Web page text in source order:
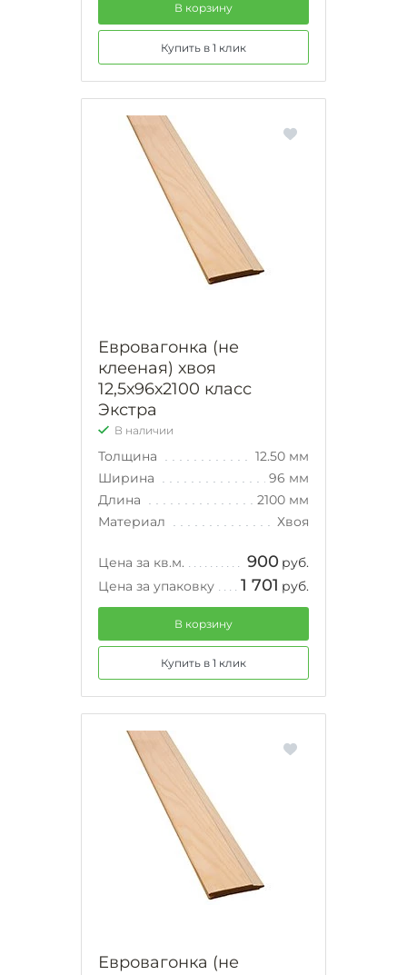
В корзину
Купить в 1 клик
Евровагонка (не
клееная) хвоя
12,5х96х2100 класс
Экстра
В наличии
Толщина
12.50 мм
Ширина
96 мм
Длина
2100 мм
Материал
Хвоя
Цена за кв.м. 900 руб.
Цена за упаковку
1 701 руб.
В корзину
Купить в 1 клик
Евровагонка (не